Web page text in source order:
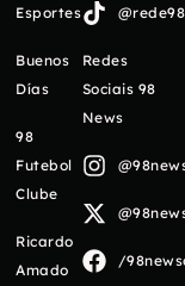
Esportes
Buenos
Días
98
Futebol
Clube
Ricardo
Amado
Redes
Sociais 98
News
/